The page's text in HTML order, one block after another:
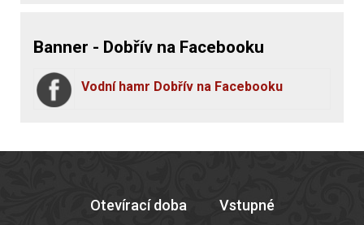
Banner - Dobřív na Facebooku
Vodní hamr Dobřív na Facebooku
Otevírací doba
Vstupné